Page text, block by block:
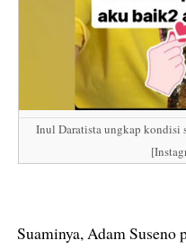
Inul Daratista ungkap kondisi
Suaminya, Adam Suseno